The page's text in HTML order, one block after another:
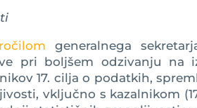
generalnega
pri boljšem odzivanju na
17. cilja o podatkih,
vključno s kazalnikom